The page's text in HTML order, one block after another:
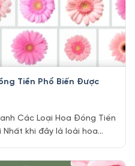
Tiền Phổ Biến Được
Các Loại Hoa Đồng Tiền
khi đây là loài hoa
trọn trái tim của